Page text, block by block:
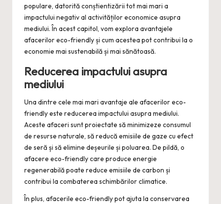
populare, datorită conștientizării tot mai mari a
impactului negativ al activităților economice asupra
mediului. În acest capitol, vom explora avantajele
afacerilor eco-friendly și cum acestea pot contribui la o
economie mai sustenabilă și mai sănătoasă.
Reducerea impactului asupra
mediului
Una dintre cele mai mari avantaje ale afacerilor eco-
friendly este reducerea impactului asupra mediului.
Aceste afaceri sunt proiectate să minimizeze consumul
de resurse naturale, să reducă emisiile de gaze cu efect
de seră și să elimine deșeurile și poluarea. De pildă, o
afacere eco-friendly care produce energie
regenerabilă poate reduce emisiile de carbon și
contribui la combaterea schimbărilor climatice.
În plus, afacerile eco-friendly pot ajuta la conservarea